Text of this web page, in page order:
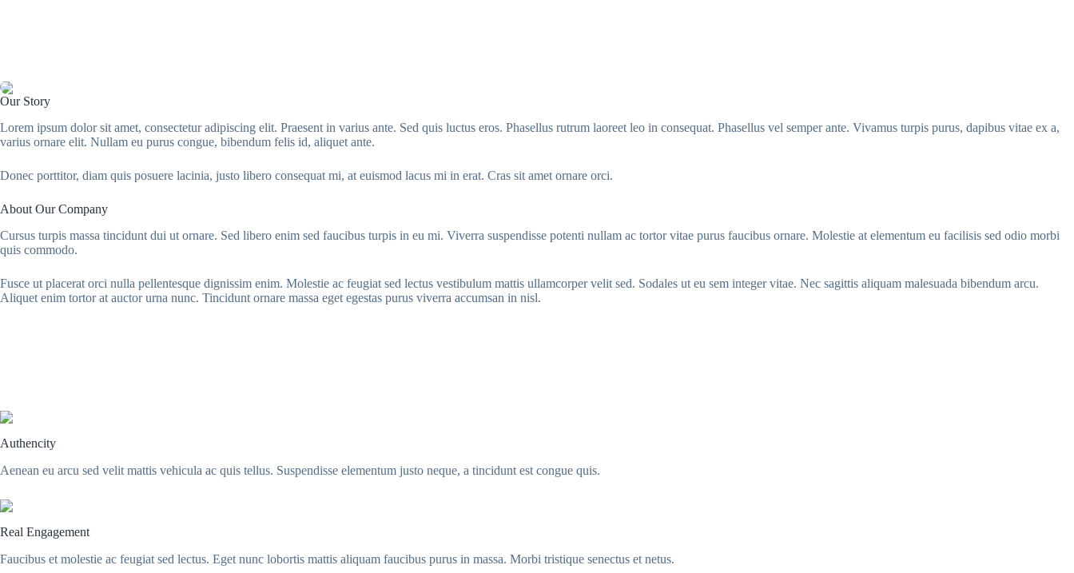
Our Story
Lorem ipsum dolor sit amet, consectetur adipiscing elit. Praesent in varius ante. Sed quis luctus eros. Phasellus rutrum laoreet leo in consequat. Phasellus vel semper ante. Vivamus turpis purus, dapibus vitae ex a,
varius ornare elit. Nullam eu purus congue, bibendum felis id, aliquet ante.
Donec porttitor, diam quis posuere lacinia, justo libero consequat mi, at euismod lacus mi in erat. Cras sit amet ornare orci.
About Our Company
Cursus turpis massa tincidunt dui ut ornare. Sed libero enim sed faucibus turpis in eu mi. Viverra suspendisse potenti nullam ac tortor vitae purus faucibus ornare. Molestie at elementum eu facilisis sed odio morbi
quis commodo.
Fusce ut placerat orci nulla pellentesque dignissim enim. Molestie ac feugiat sed lectus vestibulum mattis ullamcorper velit sed. Sodales ut eu sem integer vitae. Nec sagittis aliquam malesuada bibendum arcu.
Aliquet enim tortor at auctor urna nunc. Tincidunt ornare massa eget egestas purus viverra accumsan in nisl.
Authencity
Aenean eu arcu sed velit mattis vehicula ac quis tellus. Suspendisse elementum justo neque, a tincidunt est congue quis.
Real Engagement
Faucibus et molestie ac feugiat sed lectus. Eget nunc lobortis mattis aliquam faucibus purus in massa. Morbi tristique senectus et netus.